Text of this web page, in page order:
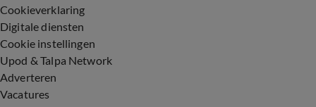
Cookieverklaring
Digitale diensten
Cookie instellingen
Upod & Talpa Network
Adverteren
Vacatures